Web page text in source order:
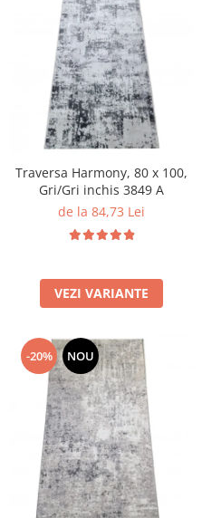
Traversa Harmony, 80 x 100,
Gri/Gri inchis 3849 A
de la 84,73 Lei
VEZI VARIANTE
-20% NOU